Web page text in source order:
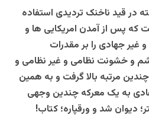
در قید ناخنک تردیدی استفاده
که پس از آمدن امریکایی ها و
غیر جهادی را بر مقدرات
و خشونت نظامی و غیر نظامی و
مرتبه بالا گرفت و به همین
به یک معرکه چندین وجهی
دیوان شد و ورقپاره؛ کتاب!